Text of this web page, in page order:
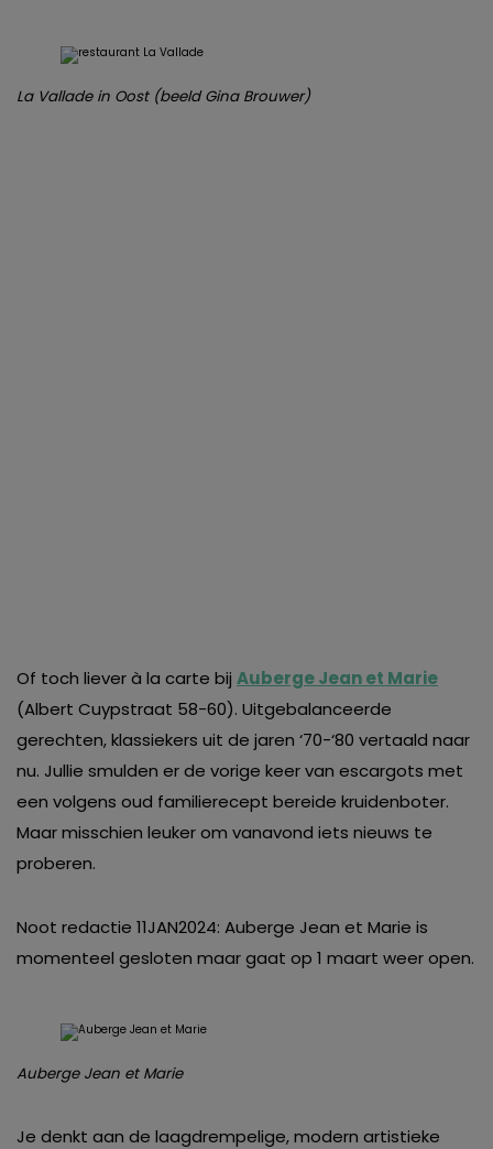
La Vallade in Oost (beeld Gina Brouwer)
Of toch liever à la carte bij Auberge Jean et Marie
(Albert Cuypstraat 58-60). Uitgebalanceerde
gerechten, klassiekers uit de jaren ‘70-‘80 vertaald naar
nu. Jullie smulden er de vorige keer van escargots met
een volgens oud familierecept bereide kruidenboter.
Maar misschien leuker om vanavond iets nieuws te
proberen.
Noot redactie 11JAN2024: Auberge Jean et Marie is
momenteel gesloten maar gaat op 1 maart weer open.
Auberge Jean et Marie
Je denkt aan de laagdrempelige, modern artistieke